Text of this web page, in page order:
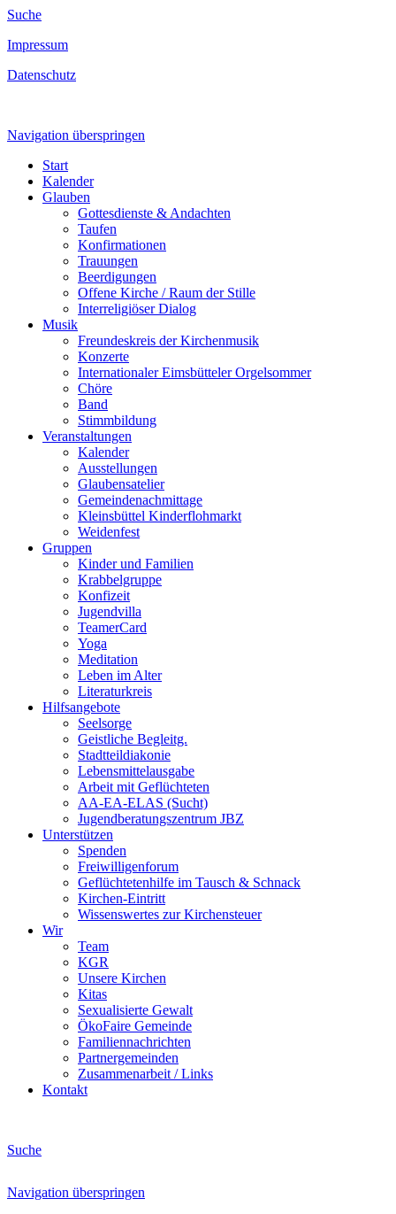
Suche
Impressum
Datenschutz
Navigation überspringen
Start
Kalender
Glauben
Gottesdienste & Andachten
Taufen
Konfirmationen
Trauungen
Beerdigungen
Offene Kirche / Raum der Stille
Interreligiöser Dialog
Musik
Freundeskreis der Kirchenmusik
Konzerte
Internationaler Eimsbütteler Orgelsommer
Chöre
Band
Stimmbildung
Veranstaltungen
Kalender
Ausstellungen
Glaubensatelier
Gemeindenachmittage
Kleinsbüttel Kinder­flohmarkt
Weidenfest
Gruppen
Kinder und Familien
Krabbelgruppe
Konfizeit
Jugendvilla
TeamerCard
Yoga
Meditation
Leben im Alter
Literaturkreis
Hilfsangebote
Seelsorge
Geistliche Begleitg.
Stadtteildiakonie
Lebensmittelausgabe
Arbeit mit Geflüchteten
AA-EA-ELAS (Sucht)
Jugendberatungs­zentrum JBZ
Unterstützen
Spenden
Freiwilligenforum
Geflüchtetenhilfe im Tausch & Schnack
Kirchen-Eintritt
Wissenswertes zur Kirchensteuer
Wir
Team
KGR
Unsere Kirchen
Kitas
Sexualisierte Gewalt
ÖkoFaire Gemeinde
Familiennachrichten
Partnergemeinden
Zusammenarbeit / Links
Kontakt
Suche
Navigation überspringen